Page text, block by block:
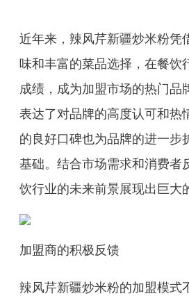
近年来，辣风芹新疆炒米粉凭
味和丰富的菜品选择，在餐饮
成绩，成为加盟市场的热门品
表达了对品牌的高度认可和热
的良好口碑也为品牌的进一步
基础。结合市场需求和消费者
饮行业的未来前景展现出巨大
加盟商的积极反馈
辣风芹新疆炒米粉的加盟模式